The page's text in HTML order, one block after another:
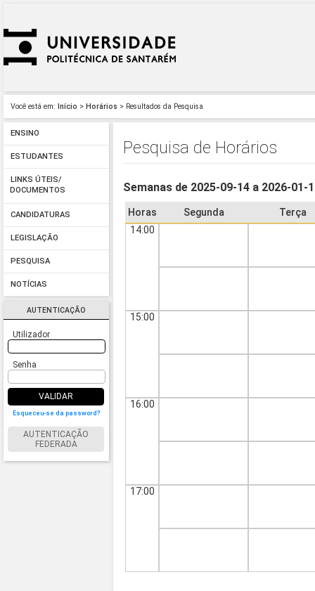
Você está em: Início > Horários > Resultados da Pesquisa
ENSINO
ESTUDANTES
LINKS ÚTEIS/
DOCUMENTOS
CANDIDATURAS
LEGISLAÇÃO
PESQUISA
NOTÍCIAS
AUTENTICAÇÃO
Utilizador
Senha
VALIDAR
Esqueceu-se da password?
AUTENTICAÇÃO
FEDERADA
Pesquisa de Horários
Semanas de 2025-09-14 a 2026-01-
Horas Segunda
Terça
14:00
15:00
16:00
17:00